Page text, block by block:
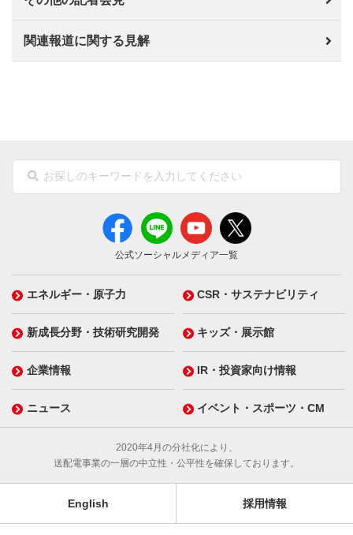
関連報道に関する見解
公式ソーシャルメディア一覧
エネルギー・原子力 CSR・サステナビリティ
新成長分野・技術研究開発 キッズ・展示館
企業情報 IR・投資家向け情報
ニュース イベント・スポーツ・CM
2020年4月の分社化により、
送配電事業の一層の中立性・公平性を確保しております。
English 採用情報